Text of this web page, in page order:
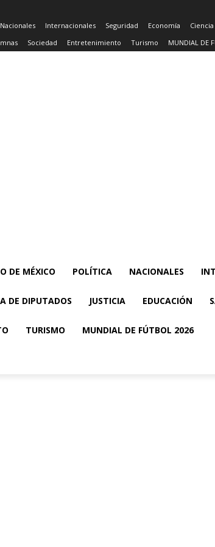
Nacionales Internacionales Seguridad Economía
Sociedad Entretenimiento Turismo MUNDIAL DE
DE MÉXICO POLÍTICA NACIONALES
DE DIPUTADOS JUSTICIA EDUCACIÓN
TURISMO MUNDIAL DE FÚTBOL 2026